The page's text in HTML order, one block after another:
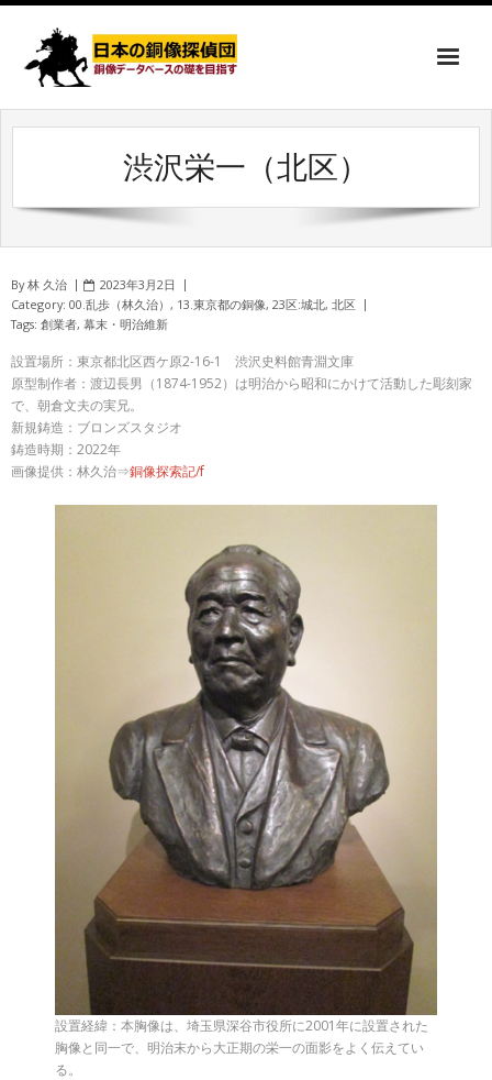
渋沢栄一（北区）
By林 久治
2023年3月2日
Category: 00.乱歩（林久治） , 13.東京都の銅像, 23区:城北, 北区
Tags: 創業者, 幕末・明治維新
設置場所：東京都北区西ケ原2-16-1 渋沢史料館青淵文庫
原型制作者：渡辺長男（1874-1952）は明治から昭和にかけて活動した彫刻家
で、朝倉文夫の実兄。
新規鋳造：ブロンズスタジオ
鋳造時期：2022年
画像提供：林久治⇒銅像探索記/f
設置経緯：本胸像は、埼玉県深谷市役所に2001年に設置された
胸像と同一で、明治末から大正期の栄一の面影をよく伝えてい
る。